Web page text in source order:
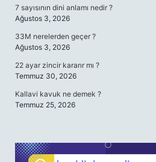
7 sayısının dini anlamı nedir ?
Ağustos 3, 2026
33M nerelerden geçer ?
Ağustos 3, 2026
22 ayar zincir kararır mı ?
Temmuz 30, 2026
Kallavi kavuk ne demek ?
Temmuz 25, 2026